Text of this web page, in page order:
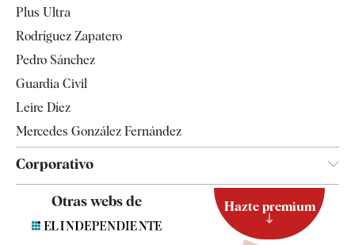
Televisión
Plus Ultra
Rodríguez Zapatero
Pedro Sánchez
Guardia Civil
Leire Díez
Mercedes González Fernández
Corporativo
Contacto
Otras webs de Hazte premium